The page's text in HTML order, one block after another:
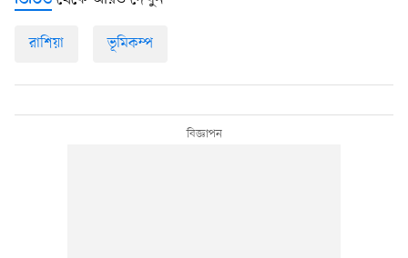
রাশিয়া ভূমিকম্প